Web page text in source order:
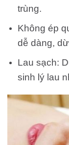
trùng.
Không ép
dễ dàng,
Lau sạch:
sinh lý lau